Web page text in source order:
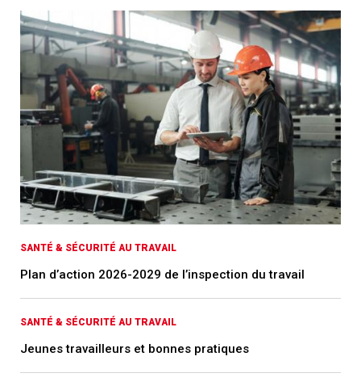
SANTÉ & SÉCURITÉ AU TRAVAIL
Plan d’action 2026-2029 de l’inspection du travail
SANTÉ & SÉCURITÉ AU TRAVAIL
Jeunes travailleurs et bonnes pratiques